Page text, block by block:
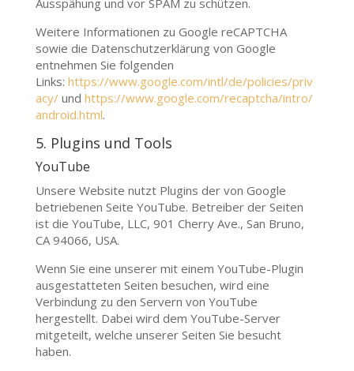
Ausspähung und vor SPAM zu schützen.
Weitere Informationen zu Google reCAPTCHA
sowie die Datenschutzerklärung von Google
entnehmen Sie folgenden
Links: https://www.google.com/intl/de/policies/priv
acy/und https://www.google.com/recaptcha/intro/
android.html.
5. Plugins und Tools
YouTube
Unsere Website nutzt Plugins der von Google
betriebenen Seite YouTube. Betreiber der Seiten
ist die YouTube, LLC, 901 Cherry Ave., San Bruno,
CA 94066, USA.
Wenn Sie eine unserer mit einem YouTube-Plugin
ausgestatteten Seiten besuchen, wird eine
Verbindung zu den Servern von YouTube
hergestellt. Dabei wird dem YouTube-Server
mitgeteilt, welche unserer Seiten Sie besucht
haben.